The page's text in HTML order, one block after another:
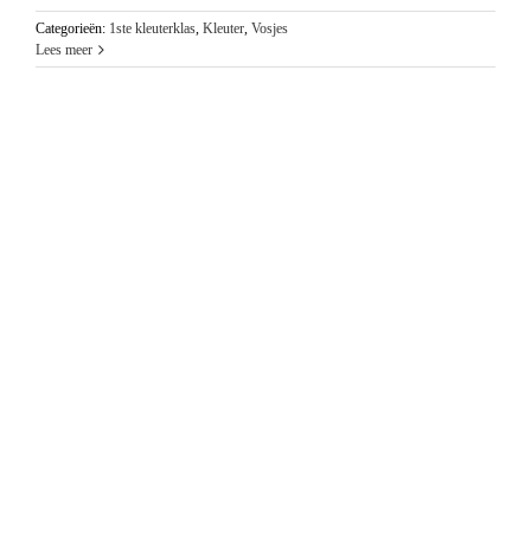
Categorieën: 1ste kleuterklas Kleuter Vosjes
Lees meer